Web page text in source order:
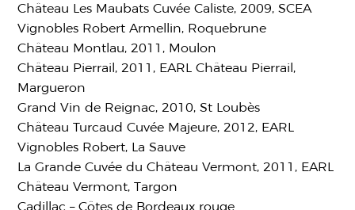
Château Les Maubats Cuvée Caliste, 2009, SCEA
Vignobles Robert Armellin, Roquebrune
Château Montlau, 2011, Moulon
Château Pierrail, 2011, EARL Château Pierrail,
Margueron
Grand Vin de Reignac, 2010, St Loubès
Château Turcaud Cuvée Majeure, 2012, EARL
Vignobles Robert, La Sauve
La Grande Cuvée du Château Vermont, 2011, EARL
Château Vermont, Targon
Cadillac – Côtes de Bordeaux rouge